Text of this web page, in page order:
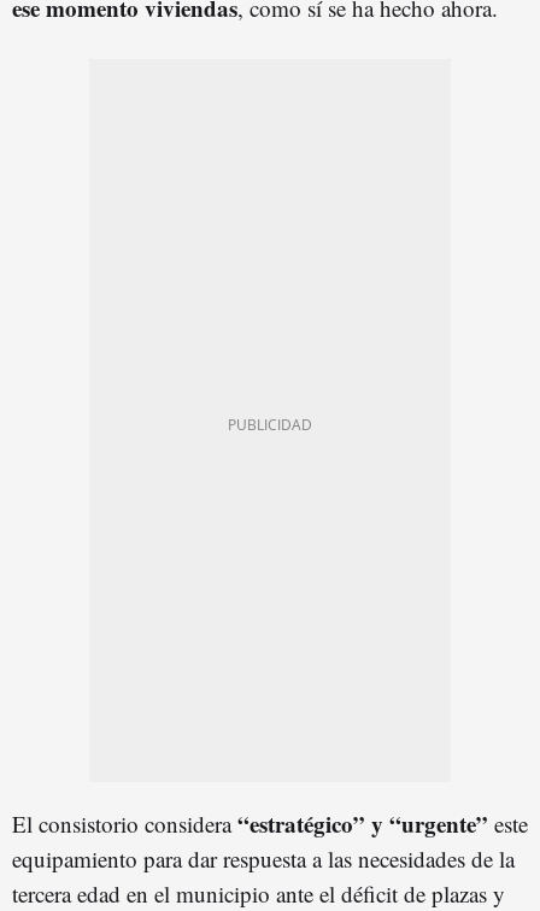
ese momento viviendas, como sí se ha hecho ahora.
El consistorio considera“estratégico” y “urgente” este
equipamiento para dar respuesta a las necesidades de la
tercera edad en el municipio ante el déficit de plazas y